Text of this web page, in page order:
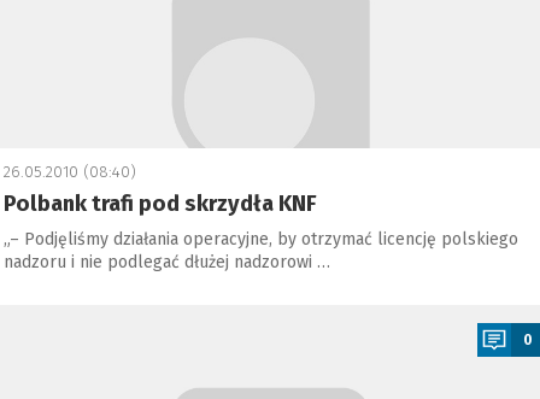
26.05.2010 (08:40)
Polbank trafi pod skrzydła KNF
„– Podjęliśmy działania operacyjne, by otrzymać licencję polskiego
nadzoru i nie podlegać dłużej nadzorowi …
0